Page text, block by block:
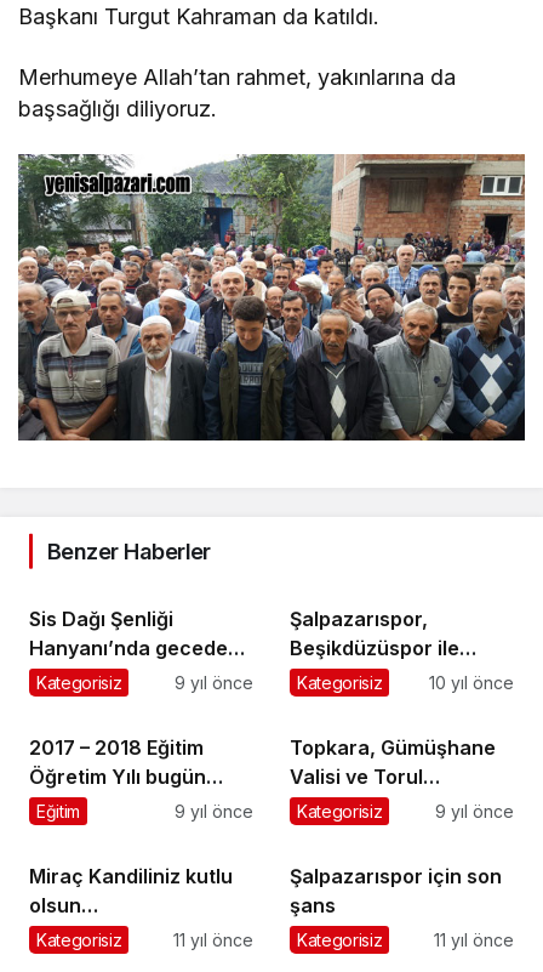
Başkanı Turgut Kahraman da katıldı.
Merhumeye Allah’tan rahmet, yakınlarına da
başsağlığı diliyoruz.
Benzer Haberler
Sis Dağı Şenliği
Hanyanı’nda geceden
başladı
Kategorisiz 9 yıl önce
Şalpazarıspor,
Beşikdüzüspor ile
golsüz berabere kaldı
Kategorisiz 10 yıl önce
2017 – 2018 Eğitim
Öğretim Yılı bugün
başladı
Eğitim 9 yıl önce
Topkara, Gümüşhane
Valisi ve Torul
Kaymakamı’nı ziyaret
Kategorisiz 9 yıl önce
Miraç Kandiliniz kutlu
olsun…
Kategorisiz 11 yıl önce
Şalpazarıspor için son
şans
Kategorisiz 11 yıl önce